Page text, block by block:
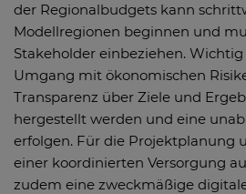
der Regionalbudgets kann
Modellregionen beginnen und
Stakeholder einbeziehen.
Umgang mit ökonomischen
Transparenz über Ziele und
hergestellt werden und eine
erfolgen. Für die Projektplanung
einer koordinierten Versorgung
zudem eine zweckmäßige